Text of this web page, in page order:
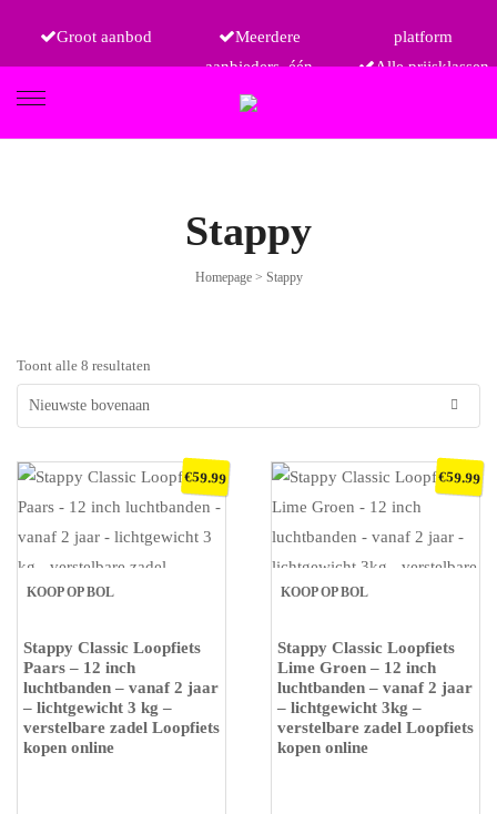
Groot aanbod
Meerdere
aanbieders, één
platform
Alle prijsklassen
Stappy
Homepage > Stappy
Toont alle 8 resultaten
KOOP OP BOL
Stappy Classic Loopfiets
Paars – 12 inch
luchtbanden – vanaf 2 jaar
– lichtgewicht 3 kg –
verstelbare zadel Loopfiets
kopen online
€59.99
KOOP OP BOL
Stappy Classic Loopfiets
Lime Groen – 12 inch
luchtbanden – vanaf 2 jaar
– lichtgewicht 3kg –
verstelbare zadel Loopfiets
kopen online
€59.99